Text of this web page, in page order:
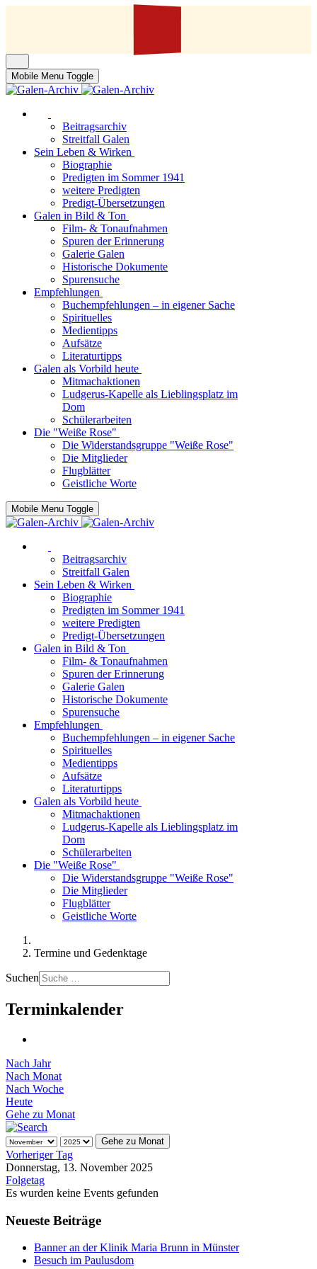
Mobile Menu Toggle
Beitragsarchiv
Streitfall Galen
Sein Leben & Wirken
Biographie
Predigten im Sommer 1941
weitere Predigten
Predigt-Übersetzungen
Galen in Bild & Ton
Film- & Tonaufnahmen
Spuren der Erinnerung
Galerie Galen
Historische Dokumente
Spurensuche
Empfehlungen
Buchempfehlungen – in eigener Sache
Spirituelles
Medientipps
Aufsätze
Literaturtipps
Galen als Vorbild heute
Mitmachaktionen
Ludgerus-Kapelle als Lieblingsplatz im
Dom
Schülerarbeiten
Die "Weiße Rose"
Die Widerstandsgruppe "Weiße Rose"
Die Mitglieder
Flugblätter
Geistliche Worte
Mobile Menu Toggle
Beitragsarchiv
Streitfall Galen
Sein Leben & Wirken
Biographie
Predigten im Sommer 1941
weitere Predigten
Predigt-Übersetzungen
Galen in Bild & Ton
Film- & Tonaufnahmen
Spuren der Erinnerung
Galerie Galen
Historische Dokumente
Spurensuche
Empfehlungen
Buchempfehlungen – in eigener Sache
Spirituelles
Medientipps
Aufsätze
Literaturtipps
Galen als Vorbild heute
Mitmachaktionen
Ludgerus-Kapelle als Lieblingsplatz im
Dom
Schülerarbeiten
Die "Weiße Rose"
Die Widerstandsgruppe "Weiße Rose"
Die Mitglieder
Flugblätter
Geistliche Worte
Termine und Gedenktage
Suchen
Terminkalender
Nach Jahr
Nach Monat
Nach Woche
Heute
Gehe zu Monat
Gehe zu Monat
Vorheriger Tag
Donnerstag, 13. November 2025
Folgetag
Es wurden keine Events gefunden
Neueste Beiträge
Banner an der Klinik Maria Brunn in Münster
Besuch im Paulusdom